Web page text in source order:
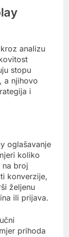
analizu
stopu
a njihovo
i
oglašavanje
koliko
na broj
konverzije,
željenu
ili prijava.
prihoda